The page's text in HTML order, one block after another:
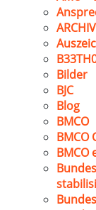
ARCHIV
Bilder
BJC
Blog
BMCO
BMCO
BMCO